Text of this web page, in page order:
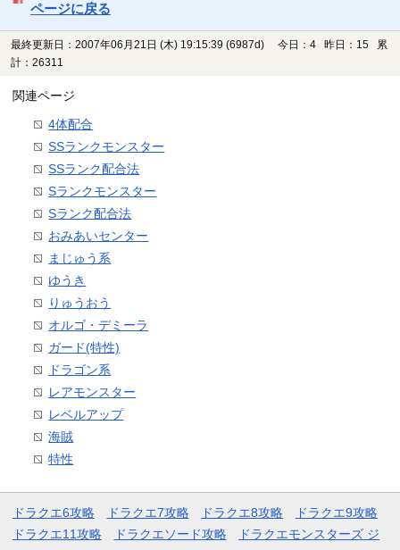
ページに戻る
最終更新日：2007年06月21日 (木) 19:15:39 (6987d)
今日：4 昨日：15 累
計：26311
関連ページ
4体配合
SSランクモンスター
SSランク配合法
Sランクモンスター
Sランク配合法
おみあいセンター
まじゅう系
ゆうき
りゅうおう
オルゴ・デミーラ
ガード(特性)
ドラゴン系
レアモンスター
レベルアップ
海賊
特性
ドラクエ6攻略 ドラクエ7攻略 ドラクエ8攻略
ドラクエ9攻略
ドラクエ11攻略
ドラクエソード攻略
ドラクエモンスターズ ジ